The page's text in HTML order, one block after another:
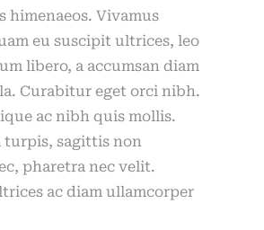
himenaeos. Vivamus
eu suscipit ultrices, leo
libero, a accumsan diam
Curabitur eget orci nibh.
ac nibh quis mollis.
turpis, sagittis non
pharetra nec velit.
ac diam ullamcorper